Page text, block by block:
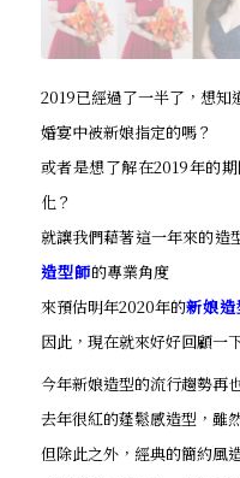
2019已經過了一半了，想知
婚宴中被新娘指定的嗎？
或者是想了解在2019年的
化？
就讓我們藉著這一年來的造
造型師的專業角度
來預估明年2020年的新娘造
因此，現在就來好好回顧一
今年新娘造型的流行趨勢再
去年很紅的蓬鬆感造型，雖
但除此之外，經典的簡約風